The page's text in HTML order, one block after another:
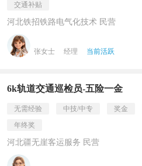
交通补贴
河北铁招铁路电气化技术 民营
张女士 经理 当前活跃
6k轨道交通巡检员-五险一金
无需经验 中技/中专 奖金
年终奖
河北疆无崖客运服务 民营